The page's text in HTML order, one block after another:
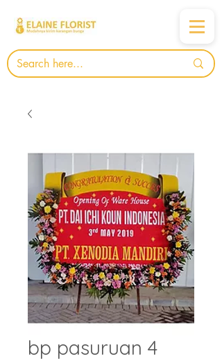
bp pasuruan 4